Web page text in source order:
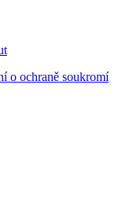
o ochraně soukromí